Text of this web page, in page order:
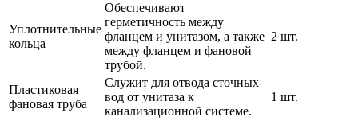
Уплотнительные
кольца
Обеспечивают
герметичность между
фланцем и унитазом, а также
между фланцем и фановой
трубой.
2 шт.
Пластиковая
фановая труба
Служит для отвода сточных
вод от унитаза к
канализационной системе.
1 шт.